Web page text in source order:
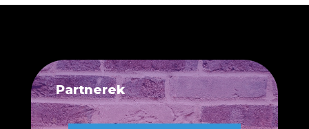
Partnerek